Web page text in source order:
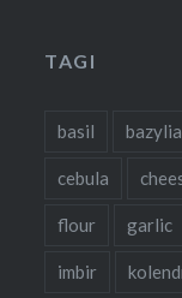
TAGI
basil bazylia
cebula
flour garlic
imbir